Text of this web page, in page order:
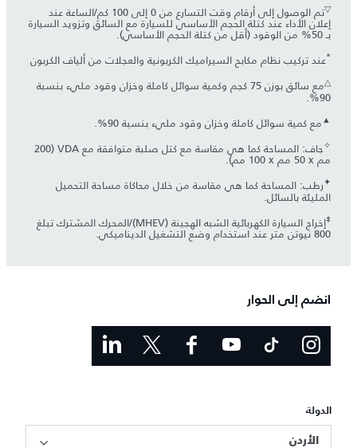
▽ تم الوصول إلى أرقام وقت التسارع من 0 إلى 100 كم/الساعة عند
إعلان الأداء عند كتلة الحجم الأساسي للسيارة مع السائق وتزويد السيارة
بـ 50% من الوقود (أقل من كتلة الحجم الأساسي).
*عند تركيب نظام مكابح السيراميك الكربونية والعجلات من ألياف الكربون
△ مع سائق بوزن 75 كجم وكمية سوائل كاملة وخزان وقود مليء بنسبة
90%.
▲مع كمية سوائل كاملة وخزان وقود مليء بنسبة 90%.
✧ جاف: المساحة كما هي مقاسة مع كتل صلبة متوافقة مع VDA (‏200
مم x ‏50 مم x ‏100 مم).
✦رطب: المساحة كما هي مقاسة من خلال محاكاة مساحة التحميل
المليئة بالسائل.
‡ إخراج السيارة الكهربائية الشبه الهجينة (MHEV)/المحرك المشترك تبلغ
800 نيوتن متر عند استخدام وضع التشغيل الديناميكي.
انضم إلى الحوار
الدولة
الأردن